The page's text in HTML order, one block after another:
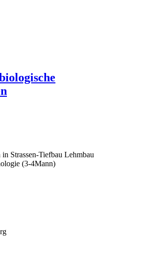
Strassen-Tiefbau Lehmbau
(3-4Mann)